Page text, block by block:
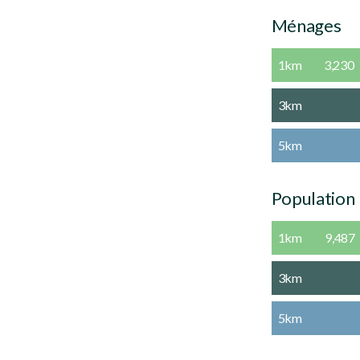
Ménages
1km 3,230
3km
5km
Population
1km 9,487
3km
5km